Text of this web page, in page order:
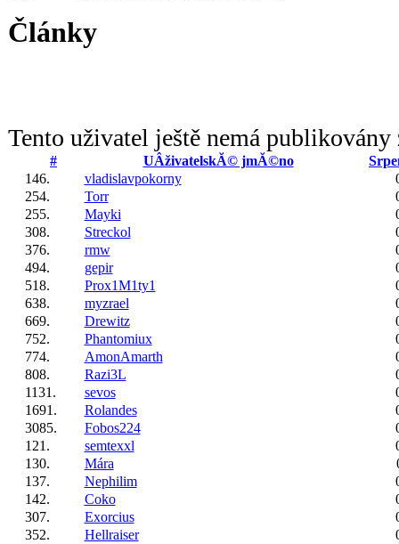
Články
Tento uživatel ještě nemá publikovány
# UÂživatelskĂ© jmĂ©no
146.
vladislavpokorny
254.
Torr
255.
Mayki
308.
Streckol
376.
rmw
494.
gepir
518.
Prox1M1ty1
638.
myzrael
669.
Drewitz
752.
Phantomiux
774.
AmonAmarth
808.
Razi3L
1131.
sevos
1691.
Rolandes
3085.
Fobos224
121.
semtexxl
130.
Mára
137.
Nephilim
142.
Coko
307.
Exorcius
352.
Hellraiser